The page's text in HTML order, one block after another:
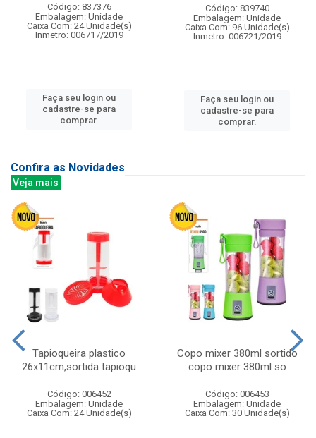
Código: 837376
Embalagem: Unidade
Caixa Com: 24 Unidade(s)
Inmetro: 006717/2019
Faça seu login ou
cadastre-se para
comprar.
Código: 839740
Embalagem: Unidade
Caixa Com: 96 Unidade(s)
Inmetro: 006721/2019
Faça seu login ou
cadastre-se para
comprar.
Confira as Novidades
Veja mais
Tapioqueira plastico
26x11cm,sortida tapioqu
Código: 006452
Embalagem: Unidade
Caixa Com: 24 Unidade(s)
Copo mixer 380ml sortido
copo mixer 380ml so
Código: 006453
Embalagem: Unidade
Caixa Com: 30 Unidade(s)